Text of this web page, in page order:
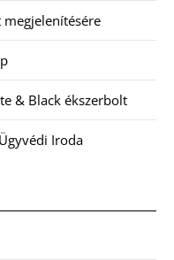
megjelenítésére
& Black ékszerbolt
Iroda